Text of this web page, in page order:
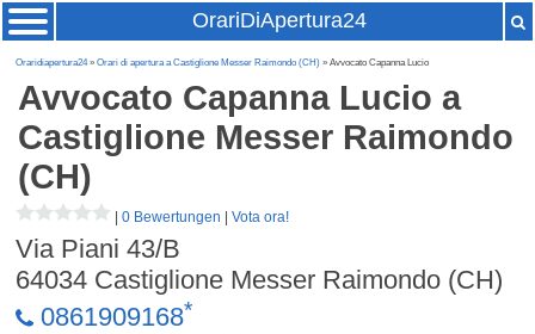
OrariDiApertura24
Oraridiapertura24»Orari di apertura a Castiglione Messer Raimondo (CH) » Avvocato Capanna Lucio
Avvocato Capanna Lucio a
Castiglione Messer Raimondo
(CH)
|0 Bewertungen |Vota ora!
Via Piani 43/B
64034 Castiglione Messer Raimondo (CH)
0861909168*